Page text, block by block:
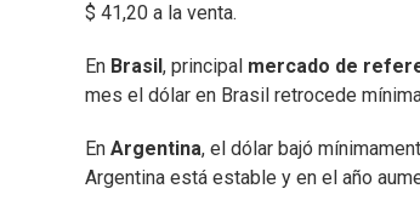
$ 41,20 a la venta.
En Brasil , principal mercado de
mes el dólar en Brasil retrocede
En Argentina, el dólar bajó
Argentina está estable y en el año